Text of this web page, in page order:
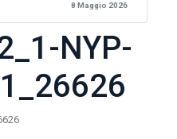
8 Maggio 2026
NYP-